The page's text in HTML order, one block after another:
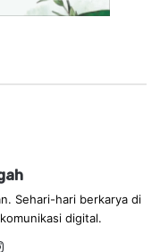
Sehari-hari berkarya di
digital.